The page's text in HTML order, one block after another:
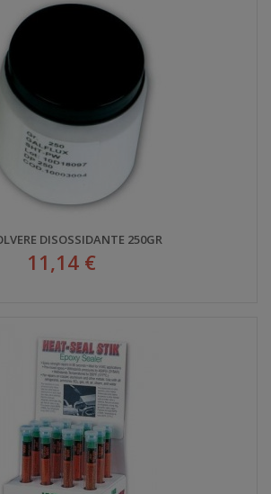
DISOSSIDANTE 250GR
11,14 €